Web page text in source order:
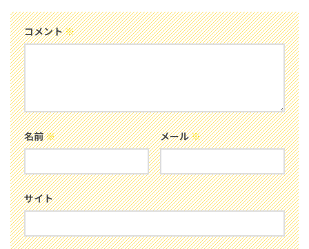
コメント※
名前※ メール※
サイト